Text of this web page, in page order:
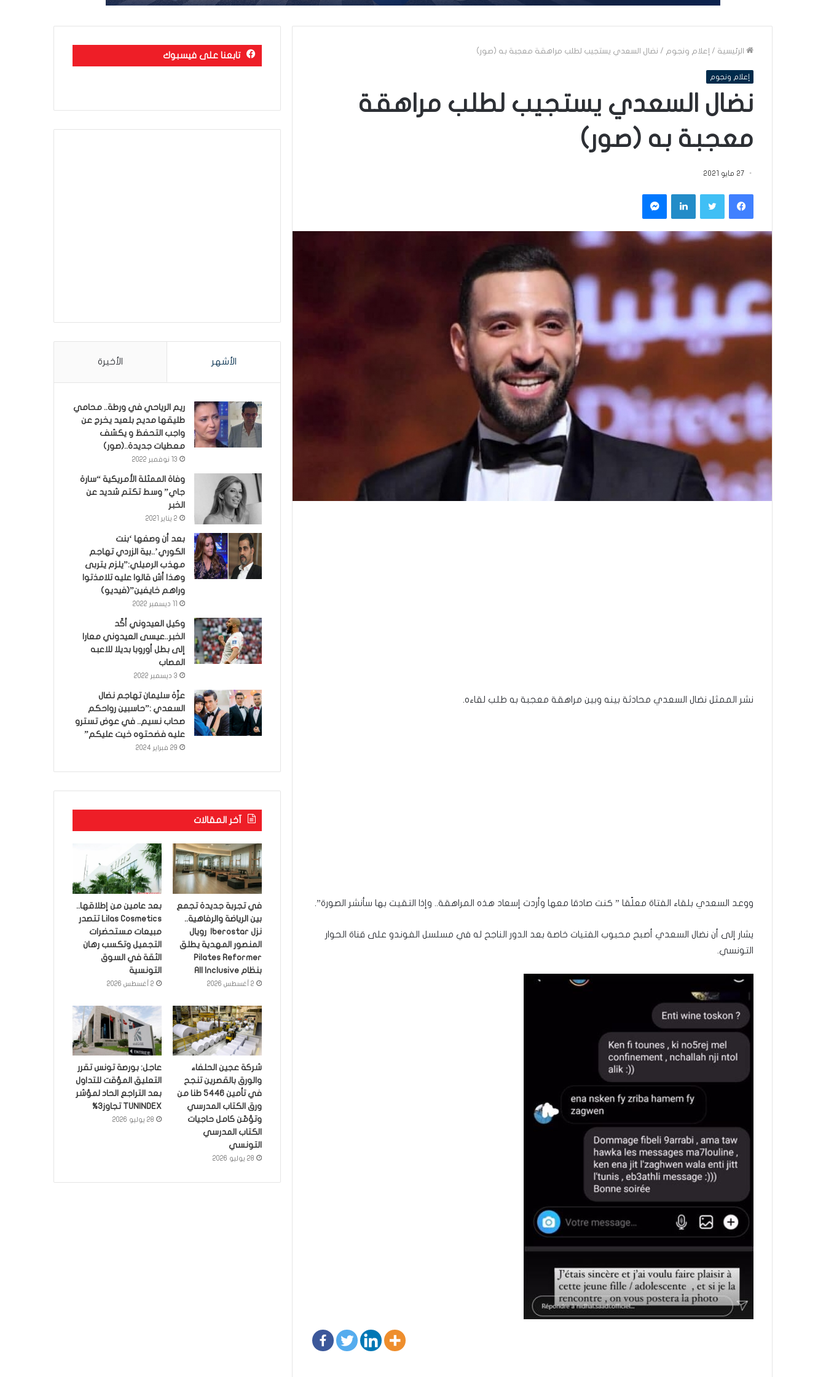
الرئيسية / إعلام ونجوم / نضال السعدي يستجيب لطلب مراهقة معجبة به (صور)
إعلام ونجوم
نضال السعدي يستجيب لطلب مراهقة
معجبة به (صور)
27 مايو 2021
فيسبوكتويتر لينكدإن ماسنجر
نشر الممثل نضال السعدي محادثة بينه وبين مراهقة معجبة به طلب لقاءه.
ووعد السعدي بلقاء الفتاة معلّقا ” كنت صادقا معها وأردت إسعاد هذه المراهقة.. وإذا التقيت بها سأنشر الصورة”.
يشار إلى أن نضال السعدي أصبح محبوب الفتيات خاصة بعد الدور الناجح له في مسلسل الفوندو على قناة الحوار
التونسي.
تابعنا على فيسبوك
الأشهر الأخيرة
ريم الرياحي في ورطة.. محامي
طليقها مديح بلعيد يخرج عن
واجب التحفظ و يكشف
معطيات جديدة..(صور)
13 نوفمبر 2022
وفاة الممثلة الأمريكية “سارة
جاي” وسط تكتم شديد عن
الخبر
2 يناير 2021
بعد أن وصفها ‘بنت
الكوري’..بية الزردي تهاجم
مهذب الرميلي:”يلزم يتربى
وهذا أش قالوا عليه تلامذتوا
وراهم خايفين”(فيديو)
وكيل العيدوني أكّد
الخبر..عيسى العيدوني معارا
إلى بطل أوروبا بديلا للاعبه
المصاب
3 ديسمبر 2022
عزّة سليمان تهاجم نضال
السعدي :”حاسبين رواحكم
صحاب نسيم.. في عوض تسترو
عليه فضحتوه خيت عليكم”
29 فبراير 2024
آخر المقالات
في تجربة جديدة تجمع
بين الرياضة والرفاهية..
نزل Iberostar رويال
المنصور المهدية يطلق
Pilates Reformer
بنظام All Inclusive
2 أغسطس 2026
بعد عامين من إطلاقها..
Lilas Cosmetics تتصدر
مبيعات مستحضرات
التجميل وتكسب رهان
الثقة في السوق
التونسية
2 أغسطس 2026
شركة عجين الحلفاء
والورق بالقصرين تنجح
في تأمين 5446 طنا من
ورق الكتاب المدرسي
وتؤمّن كامل حاجيات
الكتاب المدرسي
التونسي
28 يوليو 2026
عاجل: بورصة تونس تقرر
التعليق المؤقت للتداول
بعد التراجع الحاد لمؤشر
TUNINDEX تجاوز3%
28 يوليو 2026